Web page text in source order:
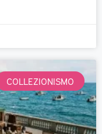
COLLEZIONISMO